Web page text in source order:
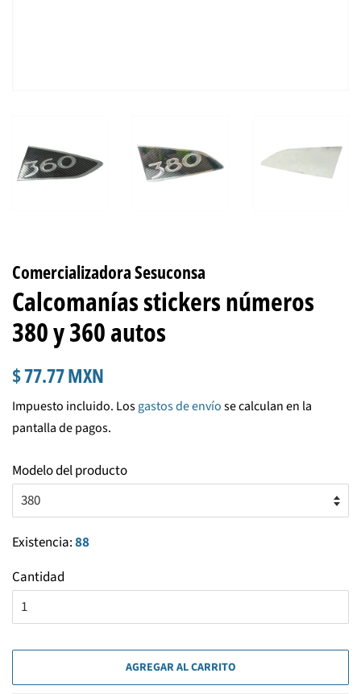
Comercializadora Sesuconsa
Calcomanías stickers números
380 y 360 autos
Precio
$ 77.77 MXN
venta
Impuesto incluido. Losgastos de envíose calculan en la
pantalla de pagos.
Modelo del producto
Existencia:88
Cantidad
AGREGAR AL CARRITO